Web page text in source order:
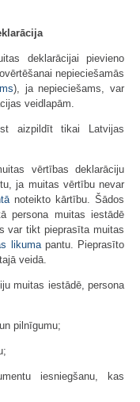
deklarācijai pievieno
nepieciešamās
), ja nepieciešams, var
veidlapām.
aizpildīt tikai Latvijas
vērtības deklarāciju
ja muitas vērtību nevar
noteikto kārtību. Šādos
persona muitas iestādē
var tikt pieprasīta muitas
likumapantu. Pieprasīto
veidā.
muitas iestādē, persona
pilnīgumu;
iesniegšanu, kas